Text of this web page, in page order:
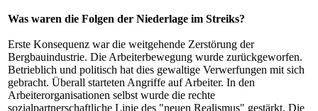
Was waren die Folgen der Niederlage im Streiks?
Erste Konsequenz war die weitgehende Zerstörung der
Bergbauindustrie. Die Arbeiterbewegung wurde zurückgeworfen.
Betrieblich und politisch hat dies gewaltige Verwerfungen mit sich
gebracht. Überall starteten Angriffe auf Arbeiter. In den
Arbeiterorganisationen selbst wurde die rechte
sozialpartnerschaftliche Linie des "neuen Realismus" gestärkt. Die